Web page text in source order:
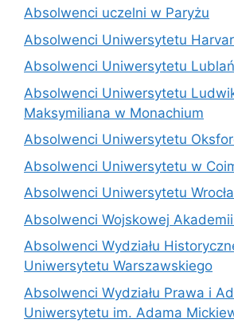
Absolwenci uczelni w Paryżu
Absolwenci Uniwersytetu
Absolwenci Uniwersytetu
Absolwenci Uniwersytetu
Maksymiliana w Monachium
Absolwenci Uniwersytetu
Absolwenci Uniwersytetu w
Absolwenci Uniwersytetu
Absolwenci Wojskowej
Absolwenci Wydziału
Uniwersytetu Warszawskiego
Absolwenci Wydziału Prawa i
Uniwersytetu im. Adama